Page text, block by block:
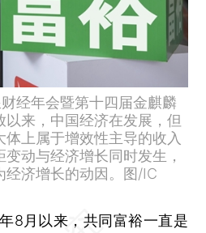
经年会暨第十四届金麒麟
来，中国经济在发展，但
上属于增效性主导的收入
动与经济增长同时发生，
经济增长的动因。图/IC
8月以来，共同富裕一直是